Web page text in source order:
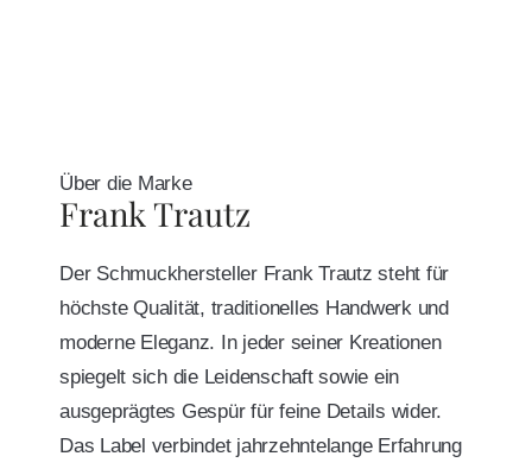
Über die Marke
Frank Trautz
Der Schmuckhersteller Frank Trautz steht für
höchste Qualität, traditionelles Handwerk und
moderne Eleganz. In jeder seiner Kreationen
spiegelt sich die Leidenschaft sowie ein
ausgeprägtes Gespür für feine Details wider.
Das Label verbindet jahrzehntelange Erfahrung